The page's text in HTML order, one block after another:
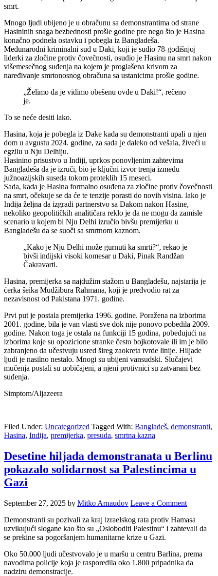
smrt.
Mnogo ljudi ubijeno je u obračunu sa demonstrantima od strane
Hasininih snaga bezbednosti prošle godine pre nego što je Hasina
konačno podnela ostavku i pobegla iz Bangladeša.
Međunarodni kriminalni sud u Daki, koji je sudio 78-godišnjoj
liderki za zločine protiv čovečnosti, osudio je Hasinu na smrt nakon
višemesečnog suđenja na kojem je proglašena krivom za
naređivanje smrtonosnog obračuna sa ustanicima prošle godine.
„Želimo da je vidimo obešenu ovde u Daki!“, rečeno
je.
To se neće desiti lako.
Hasina, koja je pobegla iz Dake kada su demonstranti upali u njen
dom u avgustu 2024. godine, za sada je daleko od vešala, živeći u
egzilu u Nju Delhiju.
Hasinino prisustvo u Indiji, uprkos ponovljenim zahtevima
Bangladeša da je izruči, bio je ključni izvor trenja između
južnoazijskih suseda tokom proteklih 15 meseci.
Sada, kada je Hasina formalno osuđena za zločine protiv čovečnosti
na smrt, očekuje se da će te tenzije porasti do novih visina. Iako je
Indija željna da izgradi partnerstvo sa Dakom nakon Hasine,
nekoliko geopolitičkih analitičara reklo je da ne mogu da zamisle
scenario u kojem bi Nju Delhi izručio bivšu premijerku u
Bangladešu da se suoči sa smrtnom kaznom.
„Kako je Nju Delhi može gurnuti ka smrti?“, rekao je
bivši indijski visoki komesar u Daki, Pinak Randžan
Čakravarti.
Hasina, premijerka sa najdužim stažom u Bangladešu, najstarija je
ćerka šeika Mudžibura Rahmana, koji je predvodio rat za
nezavisnost od Pakistana 1971. godine.
Prvi put je postala premijerka 1996. godine. Poražena na izborima
2001. godine, bila je van vlasti sve dok nije ponovo pobedila 2009.
godine. Nakon toga je ostala na funkciji 15 godina, pobeđujući na
izborima koje su opozicione stranke često bojkotovale ili im je bilo
zabranjeno da učestvuju usred šireg zaokreta tvrde linije. Hiljade
ljudi je nasilno nestalo. Mnogi su ubijeni vansudski. Slučajevi
mučenja postali su uobičajeni, a njeni protivnici su zatvarani bez
suđenja.
Simptom/Aljazeera
Filed Under: Uncategorized Tagged With: Bangladeš, demonstranti,
Hasina, Indija, premijerka, presuda, smrtna kazna
Desetine hiljada demonstranata u Berlinu
pokazalo solidarnost sa Palestincima u
Gazi
September 27, 2025 by Mitko Arnaudov Leave a Comment
Demonstranti su pozivali za kraj izraelskog rata protiv Hamasa
uzvikujući slogane kao što su „Osloboditi Palestinu“ i zahtevali da
se prekine sa pogoršanjem humanitarne krize u Gazi.
Oko 50.000 ljudi učestvovalo je u maršu u centru Barlina, prema
navodima policije koja je rasporedila oko 1.800 pripadnika da
nadziru demonstracije.